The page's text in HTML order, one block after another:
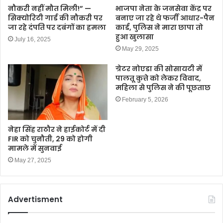
नौकरी नहीं मौत मिली!” —
सिक्योरिटी गार्ड की नौकरी पर
जा रहे दंपति पर दबंगों का हमला
July 16, 2025
भाजपा नेता के जनसेवा केंद्र पर
बनाए जा रहे थे फर्जी आधार-पैन
कार्ड, पुलिस ने मारा छापा तो
हुआ खुलासा
May 29, 2025
नेहा सिंह राठौर ने हाईकोर्ट में दी
FIR को चुनौती, 29 को होगी
मामले में सुनवाई
May 27, 2025
ग्रेटर नोएडा की सोसायटी में
पालतू कुत्ते को लेकर विवाद,
महिला से पुलिस ने की पूछताछ
February 5, 2026
Advertisment